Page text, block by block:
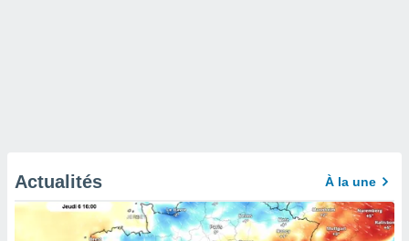
Actualités À la une